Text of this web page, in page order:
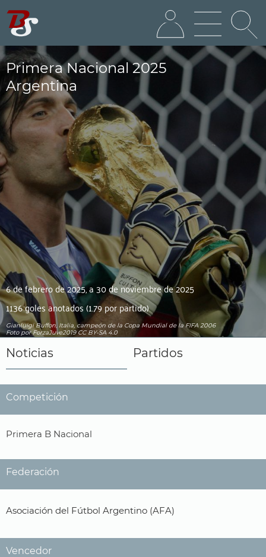
Primera Nacional 2025
Argentina
6 de febrero de 2025, a 30 de noviembre de 2025
1136 goles anotados (1.79 por partido)
Gianluigi Buffon, Italia, campeón de la Copa Mundial de la FIFA 2006
Foto por ForzaJuve2019 CC BY-SA 4.0
Noticias Partidos
Competición
Primera B Nacional
Federación
Asociación del Fútbol Argentino (AFA)
Vencedor